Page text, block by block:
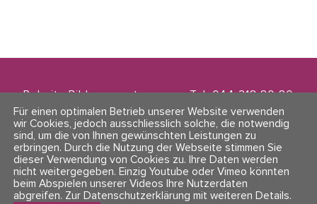
Polarity Bildungszentrum
Zwinglistrasse 21
8004 Zürich
Tel. 044 218 80 80
info@polarity.ch
Kontakt & Info
AGBs
Impressum & Datenschutz
Folge uns
Für einen optimalen Betrieb unserer Website verwenden
wir Cookies, jedoch ausschliesslich solche, die notwendig
sind, um die von Ihnen gewünschten Leistungen zu
erbringen. Durch die Nutzung der Webseite stimmen Sie
dieser Verwendung von Cookies zu. Ihre Daten werden
nicht weitergegeben. Einzig Youtube oder Vimeo könnten
beim Abspielen unserer Videos Ihre Nutzerdaten
abgreifen. Zur Datenschutzerklärung mit weiteren Details.